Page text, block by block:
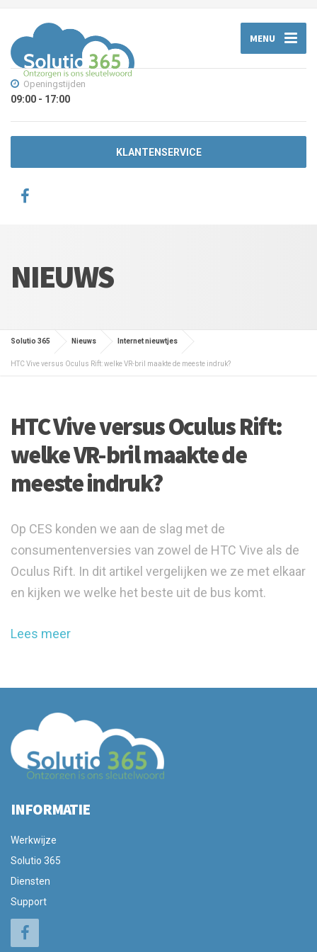
MENU
Openingstijden
09:00 - 17:00
KLANTENSERVICE
NIEUWS
Solutio 365 Nieuws Internet nieuwtjes
HTC Vive versus Oculus Rift: welke VR-bril maakte de meeste indruk?
HTC Vive versus Oculus Rift:
welke VR-bril maakte de
meeste indruk?
Op CES konden we aan de slag met de
consumentenversies van zowel de HTC Vive als de
Oculus Rift. In dit artikel vergelijken we ze met elkaar
en kijken we welke het beste uit de bus komt.
Lees meer
INFORMATIE
Werkwijze
Solutio 365
Diensten
Support